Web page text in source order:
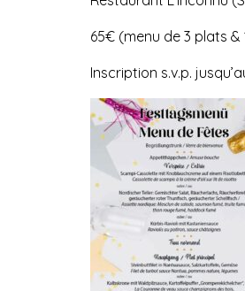
65€ (menu de 3 plats &
Inscription s.v.p.